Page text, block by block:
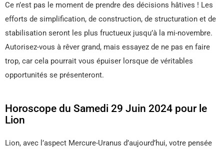
Ce n’est pas le moment de prendre des décisions hâtives ! Les
efforts de simplification, de construction, de structuration et de
stabilisation seront les plus fructueux jusqu’à la mi-novembre.
Autorisez-vous à rêver grand, mais essayez de ne pas en faire
trop, car cela pourrait vous épuiser lorsque de véritables
opportunités se présenteront.
Horoscope du Samedi 29 Juin 2024 pour le
Lion
Lion, avec l’aspect Mercure-Uranus d’aujourd’hui, votre pensée